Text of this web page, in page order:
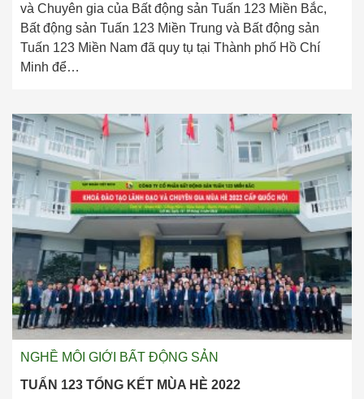
và Chuyên gia của Bất động sản Tuấn 123 Miền Bắc,
Bất động sản Tuấn 123 Miền Trung và Bất động sản
Tuấn 123 Miền Nam đã quy tụ tại Thành phố Hồ Chí
Minh để…
NGHỀ MÔI GIỚI BẤT ĐỘNG SẢN
TUẤN 123 TỔNG KẾT MÙA HÈ 2022